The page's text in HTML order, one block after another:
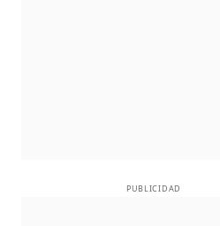
PUBLICIDAD